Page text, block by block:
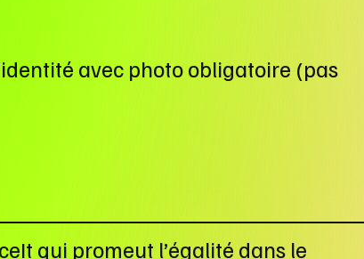
avec photo obligatoire (pas
qui promeut l’égalité dans le